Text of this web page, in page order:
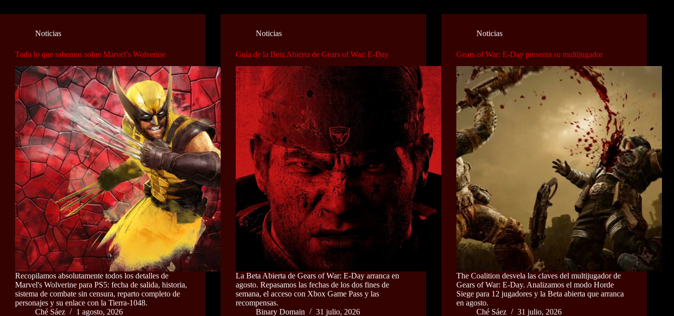
Noticias
Todo lo que sabemos sobre Marvel’s Wolverine
Recopilamos absolutamente todos los detalles de
Marvel's Wolverine para PS5: fecha de salida, historia,
sistema de combate sin censura, reparto completo de
personajes y su enlace con la Tierra-1048.
Ché Sáez
1 agosto, 2026
Noticias
Guía de la Beta Abierta de Gears of War: E-Day
La Beta Abierta de Gears of War: E-Day arranca en
agosto. Repasamos las fechas de los dos fines de
semana, el acceso con Xbox Game Pass y las
recompensas.
Binary Domain
31 julio, 2026
Noticias
Gears of War: E-Day presenta su multijugador
The Coalition desvela las claves del multijugador de
Gears of War: E-Day. Analizamos el modo Horde
Siege para 12 jugadores y la Beta abierta que arranca
en agosto.
Ché Sáez
31 julio, 2026